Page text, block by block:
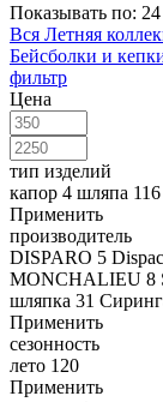
Показывать по: 24
Вся Летняя
Бейсболки и
фильтр
Цена
тип изделий
капор 4 шляпа 116
Применить
производитель
DISPARO 5
MONCHALIEU 8
шляпка 31
Применить
сезонность
лето 120
Применить